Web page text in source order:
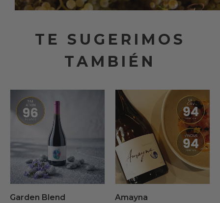
TE SUGERIMOS
TAMBIÉN
Amayna Amayna